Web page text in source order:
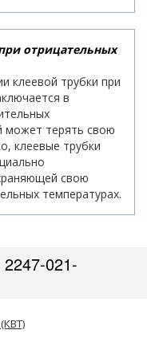
отрицательных
клеевой трубки при
в
может терять свою
клеевые трубки
свою
температурах.
021-